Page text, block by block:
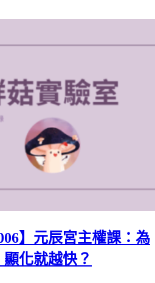
】元辰宮主權課：為
化就越快？